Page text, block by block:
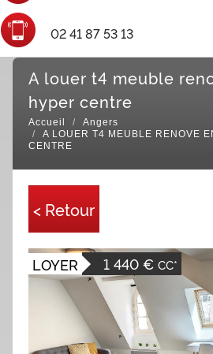
02 41 87 53 13
a louer t4 meuble renove en 2025
hyper centre
Accueil
Angers
A LOUER T4 MEUBLE RENOVE
CENTRE
< Retour
LOYER 1 440 € CC*